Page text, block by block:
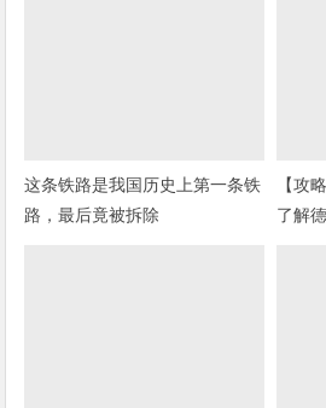
这条铁路是我国历史上第一条铁
路，最后竟被拆除
【攻
了解